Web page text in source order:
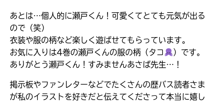
あとは…個人的に瀬戸くん！可愛くてとても元気が出る
ので（笑）
衣装や服の柄など楽しく遊ばせてもらっています。
お気に入りは4巻の瀬戸くんの服の柄（タコ
）です。
ありがとう瀬戸くん！すみませんあさば先生…！
掲示板やファンレターなどでたくさんの歴バス読者さま
が私のイラストを好きだと伝えてくださって本当に嬉し